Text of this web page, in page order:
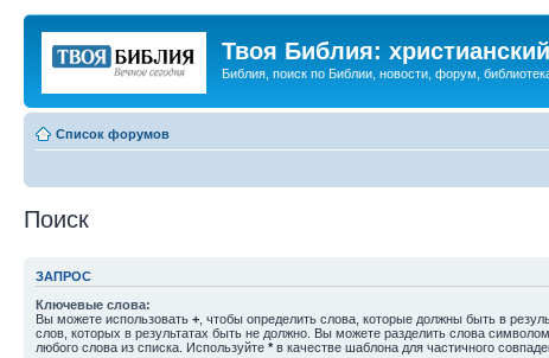
Твоя Библия:
Библия, поиск по Библии, новости, форум,
Список форумов
Поиск
ЗАПРОС
Ключевые слова:
Вы можете использовать + , чтобы определить слова, которые должны быть в
слов, которых в результатах быть не должно. Вы можете разделить слова символом
любого слова из списка. Используйте * в качестве шаблона для частичного